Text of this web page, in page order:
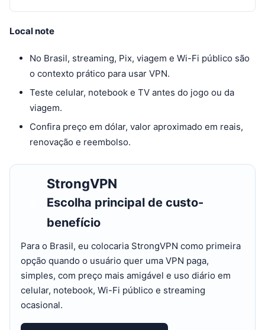
Local note
No Brasil, streaming, Pix, viagem e Wi-Fi público são
o contexto prático para usar VPN.
Teste celular, notebook e TV antes do jogo ou da
viagem.
Confira preço em dólar, valor aproximado em reais,
renovação e reembolso.
StrongVPN
Escolha principal de custo-
benefício
Para o Brasil, eu colocaria StrongVPN como primeira
opção quando o usuário quer uma VPN paga,
simples, com preço mais amigável e uso diário em
celular, notebook, Wi-Fi público e streaming
ocasional.